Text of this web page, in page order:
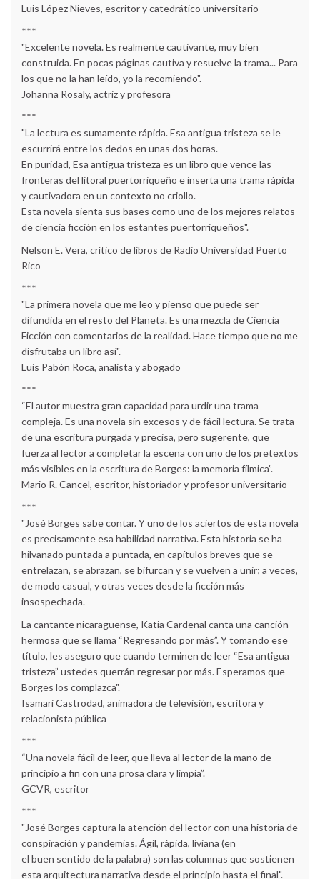
Luis López Nieves, escritor y catedrático universitario
***
"Excelente novela. Es realmente cautivante, muy bien
construida. En pocas páginas cautiva y resuelve la trama... Para
los que no la han leído, yo la recomiendo".
Johanna Rosaly, actriz y profesora
***
"La lectura es sumamente rápida. Esa antigua tristeza se le
escurrirá entre los dedos en unas dos horas.
En puridad, Esa antigua tristeza es un libro que vence las
fronteras del litoral puertorriqueño e inserta una trama rápida
y cautivadora en un contexto no criollo.
Esta novela sienta sus bases como uno de los mejores relatos
de ciencia ficción en los estantes puertorriqueños".
Nelson E. Vera, crítico de libros de Radio Universidad Puerto
Rico
***
"La primera novela que me leo y pienso que puede ser
difundida en el resto del Planeta. Es una mezcla de Ciencia
Ficción con comentarios de la realidad. Hace tiempo que no me
disfrutaba un libro así".
Luis Pabón Roca, analista y abogado
***
“El autor muestra gran capacidad para urdir una trama
compleja. Es una novela sin excesos y de fácil lectura. Se trata
de una escritura purgada y precisa, pero sugerente, que
fuerza al lector a completar la escena con uno de los pretextos
más visibles en la escritura de Borges: la memoria fílmica”.
Mario R. Cancel, escritor, historiador y profesor universitario
***
"José Borges sabe contar. Y uno de los aciertos de esta novela
es precisamente esa habilidad narrativa. Esta historia se ha
hilvanado puntada a puntada, en capítulos breves que se
entrelazan, se abrazan, se bifurcan y se vuelven a unir; a veces,
de modo casual, y otras veces desde la ficción más
insospechada.
La cantante nicaraguense, Katia Cardenal canta una canción
hermosa que se llama “Regresando por más”. Y tomando ese
título, les aseguro que cuando terminen de leer “Esa antigua
tristeza” ustedes querrán regresar por más. Esperamos que
Borges los complazca".
Isamari Castrodad, animadora de televisión, escritora y
relacionista pública
***
“Una novela fácil de leer, que lleva al lector de la mano de
principio a fin con una prosa clara y limpia”.
GCVR, escritor
***
"José Borges captura la atención del lector con una historia de
conspiración y pandemias. Ágil, rápida, liviana (en
el buen sentido de la palabra) son las columnas que sostienen
esta arquitectura narrativa desde el principio hasta el final".